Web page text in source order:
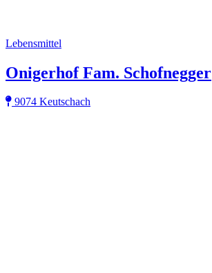
Lebensmittel
Onigerhof Fam. Schofnegger
9074 Keutschach